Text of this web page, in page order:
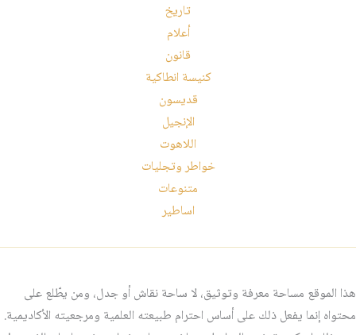
تاريخ
أعلام
قانون
كنيسة انطاكية
قديسون
الإنجيل
اللاهوت
خواطر وتجليات
متنوعات
اساطير
هذا الموقع مساحة معرفة وتوثيق، لا ساحة نقاش أو جدل، ومن يطّلع على
محتواه إنما يفعل ذلك على أساس احترام طبيعته العلمية ومرجعيته الأكاديمية.